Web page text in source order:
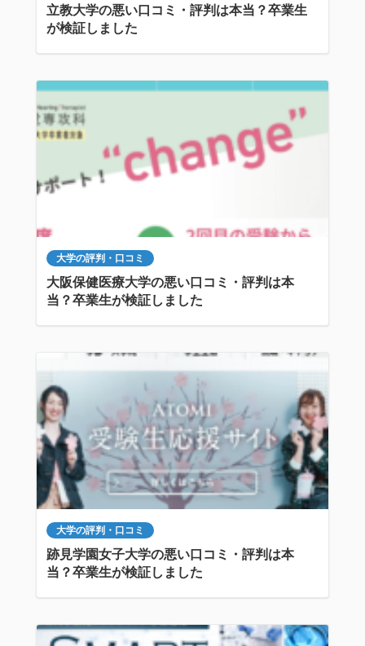
立教大学の悪い口コミ・評判は本当？卒業生
が検証しました
大学の評判・口コミ
大阪保健医療大学の悪い口コミ・評判は本
当？卒業生が検証しました
大学の評判・口コミ
跡見学園女子大学の悪い口コミ・評判は本
当？卒業生が検証しました